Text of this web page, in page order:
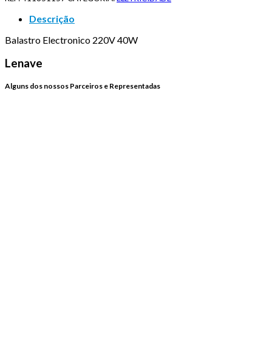
Descrição
Balastro Electronico 220V 40W
Lenave
Alguns dos nossos Parceiros e Representadas